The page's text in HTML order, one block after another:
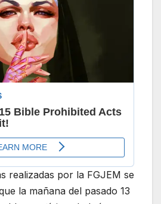
realizadas por la FGJEM se
la mañana del pasado 13